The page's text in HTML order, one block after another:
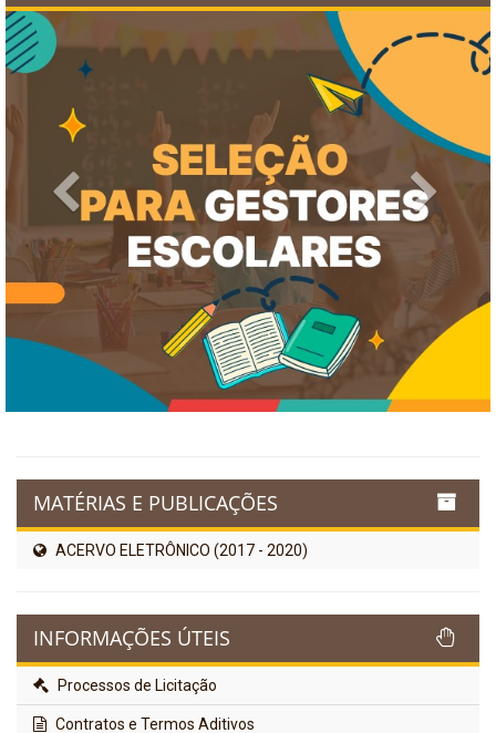
Previous Next
MATÉRIAS E PUBLICAÇÕES
ACERVO ELETRÔNICO (2017 - 2020)
INFORMAÇÕES ÚTEIS
Processos de Licitação
Contratos e Termos Aditivos